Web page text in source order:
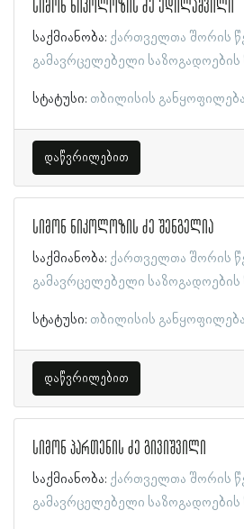
სიმონ ნიკოლოზის ძე ედილაშვილი
საქმიანობა: ქართველთა შორის
გამავრცელებელი საზოგადოების
სტატუსი: თბილისის განყოფილება
დაწვრილებით
სიმონ ნიკოლოზის ძე შენგელია
საქმიანობა: ქართველთა შორის
გამავრცელებელი საზოგადოების
სტატუსი: თბილისის განყოფილება
დაწვრილებით
სიმონ პართენის ძე გივიშვილი
საქმიანობა: ქართველთა შორის
გამავრცელებელი საზოგადოების